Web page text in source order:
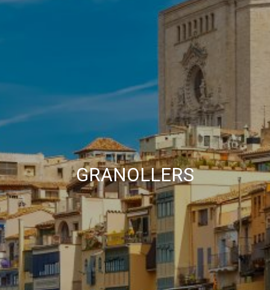
GRANOLLERS
Они позволяют отслеживать и анализировать
поведение пользователей этого веб-сайта.
Информация, собранная с помощью этого типа файлов
cookie, используется для измерения активности в
Интернете для разработки профилей навигации
пользователей с целью внесения улучшений на основе
анализа данных об использовании, сделанных
пользователями службы. Они позволяют нам сохранять
информацию о предпочтениях пользователя, чтобы
улучшить качество наших услуг и предложить лучший
опыт с помощью рекомендуемых продуктов.
Маркетинг и реклама
Эти файлы cookie используются для хранения
информации о предпочтениях и личном выборе
пользователя путем постоянного наблюдения за его
привычками просмотра. Благодаря им мы можем
узнать привычки просмотра на веб-сайте и отображать
рекламу, связанную с профилем просмотра
пользователя.